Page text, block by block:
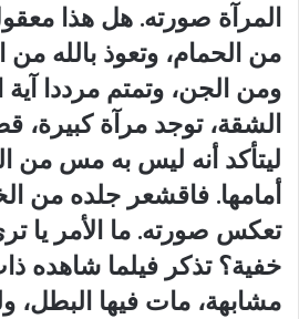
المرآة صورته. هل هذا
من الحمام، وتعوذ بالله
ومن الجن، وتمتم مرددا
الشقة، توجد مرآة كبيرة،
ليتأكد أنه ليس به مس من
أمامها. فاقشعر جلده من
تعكس صورته. ما الأمر يا
خفية؟ تذكر فيلما شاهده
مشابهة، مات فيها البطل،